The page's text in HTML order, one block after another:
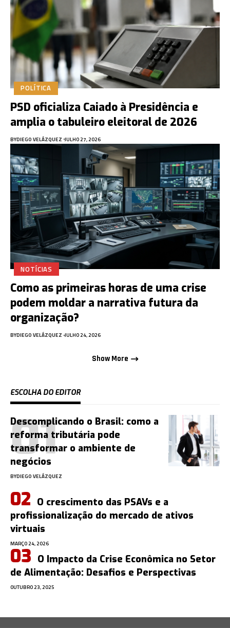
POLÍTICA
PSD oficializa Caiado à Presidência e
amplia o tabuleiro eleitoral de 2026
BYDIEGO VELÁZQUEZ JULHO 27, 2026
NOTÍCIAS
Como as primeiras horas de uma crise
podem moldar a narrativa futura da
organização?
BYDIEGO VELÁZQUEZ JULHO 24, 2026
Show More
ESCOLHA DO EDITOR
Descomplicando o Brasil: como a
reforma tributária pode
transformar o ambiente de
negócios
BYDIEGO VELÁZQUEZ
O crescimento das PSAVs e a
profissionalização do mercado de ativos
virtuais
MARÇO 24, 2026
O Impacto da Crise Econômica no Setor
de Alimentação: Desafios e Perspectivas
OUTUBRO 23, 2025